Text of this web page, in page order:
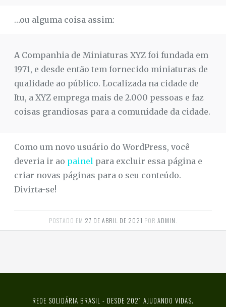
…ou alguma coisa assim:
A Companhia de Miniaturas XYZ foi fundada em
1971, e desde então tem fornecido miniaturas de
qualidade ao público. Localizada na cidade de
Itu, a XYZ emprega mais de 2.000 pessoas e faz
coisas grandiosas para a comunidade da cidade.
Como um novo usuário do WordPress, você
deveria ir ao painel para excluir essa página e
criar novas páginas para o seu conteúdo.
Divirta-se!
POSTADO EM 27 DE ABRIL DE 2021 POR ADMIN
REDE SOLIDÁRIA BRASIL - DESDE 2021 AJUDANDO VIDAS.